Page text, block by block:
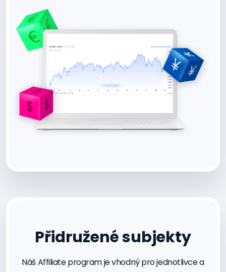
Přidružené subjekty
Náš Affiliate program je vhodný pro jednotlivce a